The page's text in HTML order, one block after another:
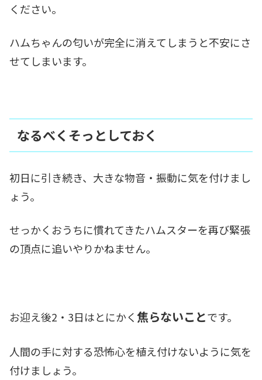
ください。
ハムちゃんの匂いが完全に消えてしまうと不安にさ
せてしまいます。
なるべくそっとしておく
初日に引き続き、大きな物音・振動に気を付けまし
ょう。
せっかくおうちに慣れてきたハムスターを再び緊張
の頂点に追いやりかねません。
お迎え後2・3日はとにかく焦らないことです。
人間の手に対する恐怖心を植え付けないように気を
付けましょう。